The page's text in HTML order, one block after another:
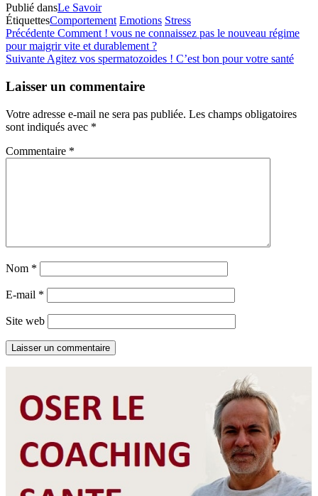
Publié dansLe Savoir
ÉtiquettesComportement Emotions Stress
Navigation
de
Article
précédent
Précédente Comment ! vous ne connaissez pas le nouveau régime
pour maigrir vite et durablement ?
Article
Suivante Agitez vos spermatozoides ! C’est bon pour votre santé
Laisser un commentaire
Votre adresse e-mail ne sera pas publiée. Les champs obligatoires
sont indiqués avec *
Commentaire *
Nom *
E-mail *
Site web